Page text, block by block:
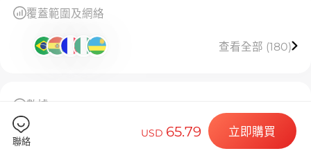
選擇您的目的
安裝您的
覆蓋範圍及網絡
查看全部 (180)
數據
100GB高速流量，用完後限速128kbps無限使用，有
聯絡
USD 65.79 立即購買